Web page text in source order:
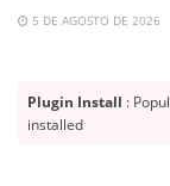
5 DE AGOSTO DE 2026
Plugin Install :
installed